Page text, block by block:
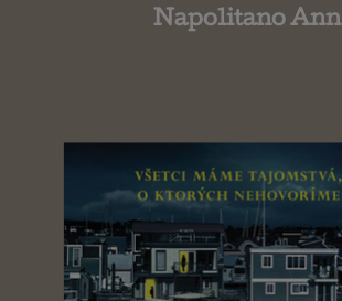
Napolitano Ann